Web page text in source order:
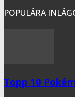
POPULÄRA
Topp 10